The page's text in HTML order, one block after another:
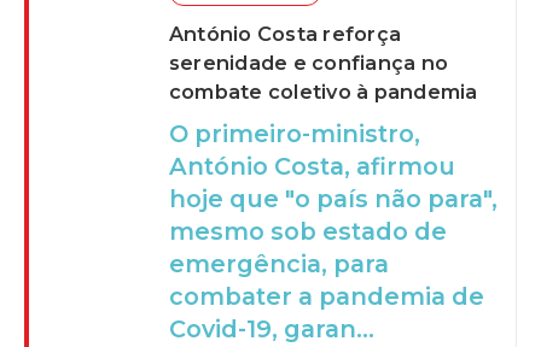
António Costa reforça
serenidade e confiança no
combate coletivo à pandemia
O primeiro-ministro,
António Costa, afirmou
hoje que "o país não para",
mesmo sob estado de
emergência, para
combater a pandemia de
Covid-19, garan...